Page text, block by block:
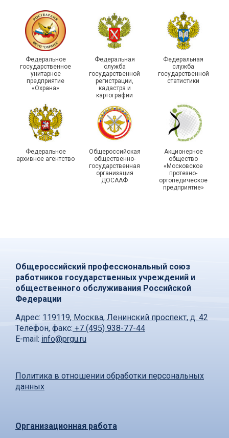
Члены Новосибирской
организации Профсоюза
приняли участие в
молодежном форуме
«Профсоюзная миссия –
2026»
Выпускники школы
молодого профлидера в
Самаре получили
дипломы
Федеральное
государственное
унитарное
предприятие
«Охрана»
Федеральная
служба
государственной
регистрации,
кадастра и
картографии
Федеральная
служба
государственной
статистики
Федеральное
архивное агентство
Общероссийская
общественно-
государственная
организация
ДОСААФ
Акционерное
общество
«Московское
протезно-
ортопедическое
предприятие»
Общероссийский профессиональный союз
работников государственных учреждений и
общественного обслуживания Российской
Федерации
Адрес: 119119, Москва, Ленинский проспект, д. 42
Телефон, факс: +7 (495) 938-77-44
E-mail: info@prgu.ru
Политика в отношении обработки персональных
данных
Организационная работа